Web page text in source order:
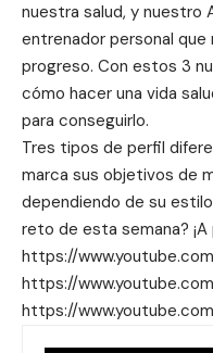
nuestra salud, y nuestro
entrenador personal que
progreso. Con estos 3
cómo hacer una vida
para conseguirlo.
Tres tipos de perfil
marca sus objetivos de
dependiendo de su
reto de esta semana?
https://
https://
https://